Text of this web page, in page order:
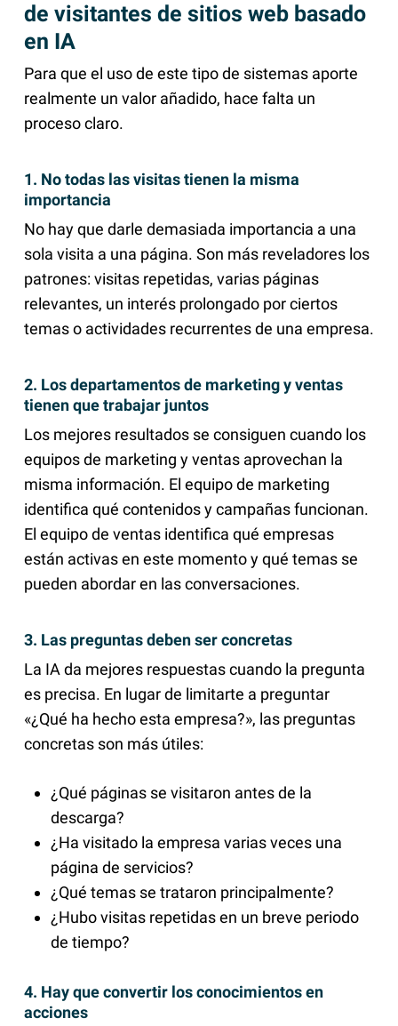
de visitantes de sitios web basado
en IA
Para que el uso de este tipo de sistemas aporte
realmente un valor añadido, hace falta un
proceso claro.
1. No todas las visitas tienen la misma
importancia
No hay que darle demasiada importancia a una
sola visita a una página. Son más reveladores los
patrones: visitas repetidas, varias páginas
relevantes, un interés prolongado por ciertos
temas o actividades recurrentes de una empresa.
2. Los departamentos de marketing y ventas
tienen que trabajar juntos
Los mejores resultados se consiguen cuando los
equipos de marketing y ventas aprovechan la
misma información. El equipo de marketing
identifica qué contenidos y campañas funcionan.
El equipo de ventas identifica qué empresas
están activas en este momento y qué temas se
pueden abordar en las conversaciones.
3. Las preguntas deben ser concretas
La IA da mejores respuestas cuando la pregunta
es precisa. En lugar de limitarte a preguntar
«¿Qué ha hecho esta empresa?», las preguntas
concretas son más útiles:
¿Qué páginas se visitaron antes de la
descarga?
¿Ha visitado la empresa varias veces una
página de servicios?
¿Qué temas se trataron principalmente?
¿Hubo visitas repetidas en un breve periodo
de tiempo?
4. Hay que convertir los conocimientos en
acciones